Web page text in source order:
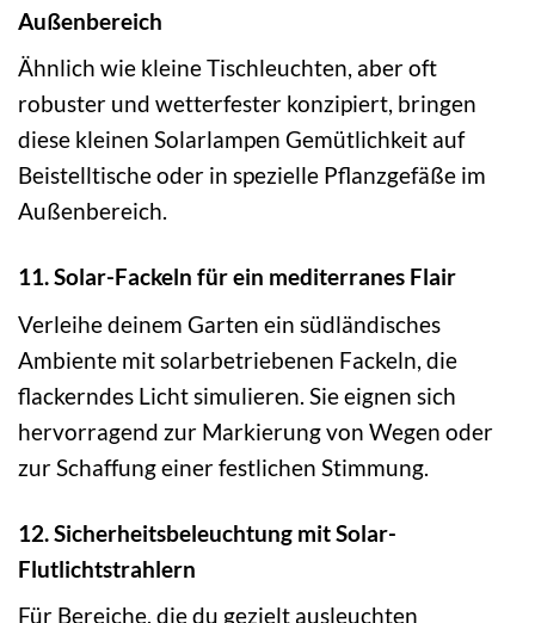
Außenbereich
Ähnlich wie kleine Tischleuchten, aber oft
robuster und wetterfester konzipiert, bringen
diese kleinen Solarlampen Gemütlichkeit auf
Beistelltische oder in spezielle Pflanzgefäße im
Außenbereich.
11. Solar-Fackeln für ein mediterranes Flair
Verleihe deinem Garten ein südländisches
Ambiente mit solarbetriebenen Fackeln, die
flackerndes Licht simulieren. Sie eignen sich
hervorragend zur Markierung von Wegen oder
zur Schaffung einer festlichen Stimmung.
12. Sicherheitsbeleuchtung mit Solar-
Flutlichtstrahlern
Für Bereiche, die du gezielt ausleuchten